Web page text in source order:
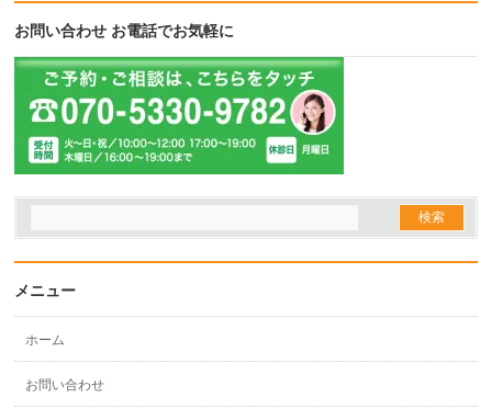
お問い合わせ お電話でお気軽に
メニュー
ホーム
お問い合わせ